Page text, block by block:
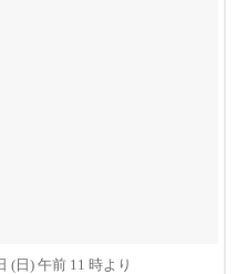
(日) 午前 11 時より